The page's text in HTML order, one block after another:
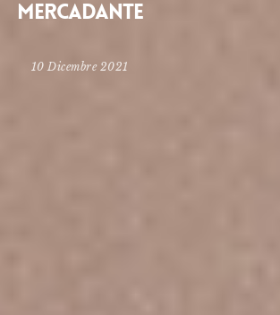
MERCADANTE
10 Dicembre 2021